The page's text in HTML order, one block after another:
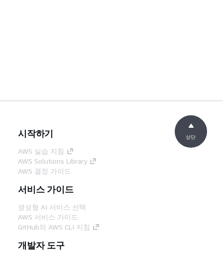
시작하기
AWS 실습 지침
AWS Solutions Library
AWS 결정 가이드
서비스 가이드
생성형 AI 서비스 선택
AWS 서비스 가이드
GitHub의 AWS CLI 지침
개발자 도구
상단